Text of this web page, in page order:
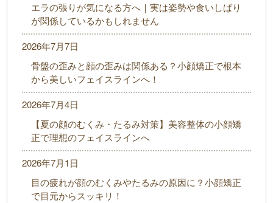
エラの張りが気になる方へ｜実は姿勢や食いしばり
が関係しているかもしれません
骨盤の歪みと顔の歪みは関係ある？小顔矯正で根本
から美しいフェイスラインへ！
2026年7月7日
【夏の顔のむくみ・たるみ対策】美容整体の小顔矯
正で理想のフェイスラインへ
2026年7月4日
目の疲れが顔のむくみやたるみの原因に？小顔矯正
で目元からスッキリ！
2026年7月1日